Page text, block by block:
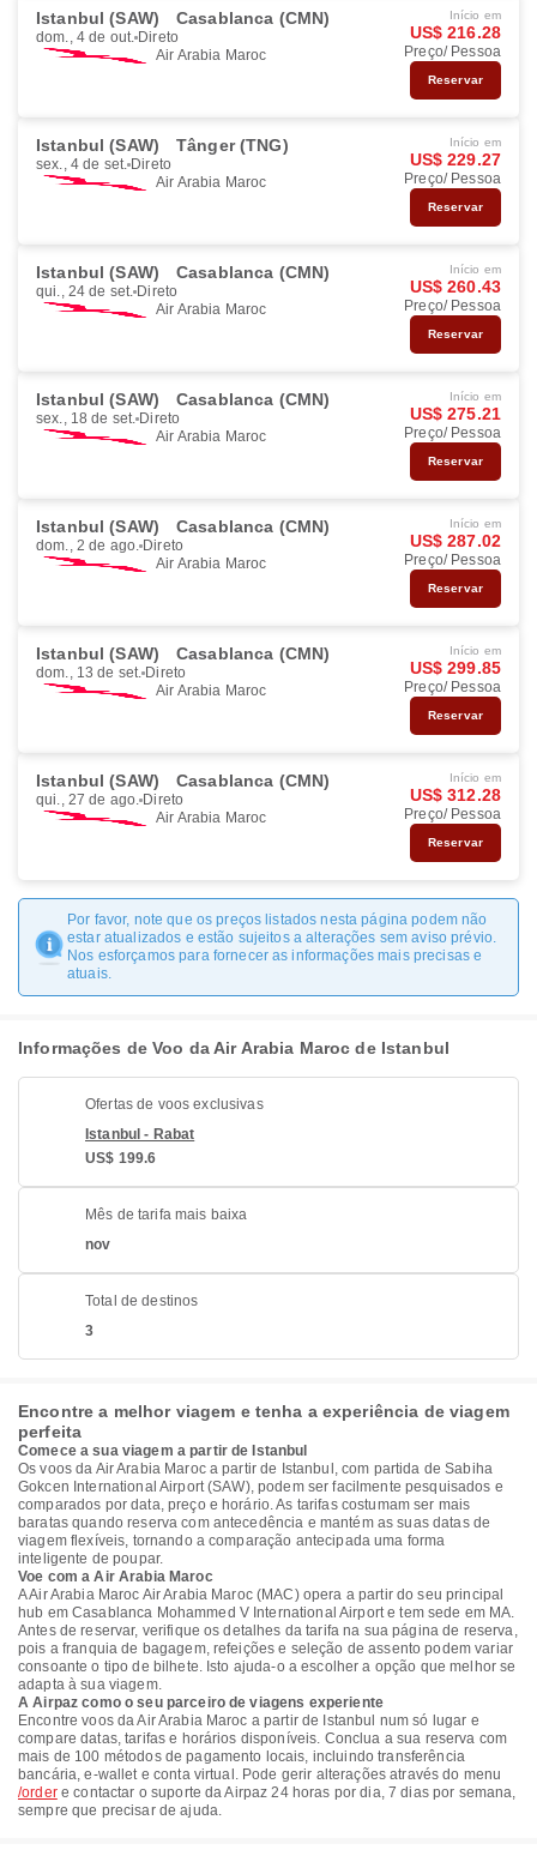
Istanbul (SAW) Casablanca (CMN)
dom., 4 de out. Direto
Air Arabia Maroc
Início em
US$ 216.28
Preço/ Pessoa
Reservar
Istanbul (SAW) Tânger (TNG)
sex., 4 de set. Direto
Air Arabia Maroc
Início em
US$ 229.27
Preço/ Pessoa
Reservar
Istanbul (SAW) Casablanca (CMN)
qui., 24 de set. Direto
Air Arabia Maroc
Início em
US$ 260.43
Preço/ Pessoa
Reservar
Istanbul (SAW) Casablanca (CMN)
sex., 18 de set. Direto
Air Arabia Maroc
Início em
US$ 275.21
Preço/ Pessoa
Reservar
Istanbul (SAW) Casablanca (CMN)
dom., 2 de ago. Direto
Air Arabia Maroc
Início em
US$ 287.02
Preço/ Pessoa
Reservar
Istanbul (SAW) Casablanca (CMN)
dom., 13 de set. Direto
Air Arabia Maroc
Início em
US$ 299.85
Preço/ Pessoa
Reservar
Istanbul (SAW) Casablanca (CMN)
qui., 27 de ago. Direto
Air Arabia Maroc
Início em
US$ 312.28
Preço/ Pessoa
Reservar
Por favor, note que os preços listados nesta página podem não
estar atualizados e estão sujeitos a alterações sem aviso prévio.
Nos esforçamos para fornecer as informações mais precisas e
atuais.
Informações de Voo da Air Arabia Maroc de Istanbul
Ofertas de voos exclusivas
Istanbul - Rabat
US$ 199.6
Mês de tarifa mais baixa
nov
Total de destinos
3
Encontre a melhor viagem e tenha a experiência de viagem
perfeita
Comece a sua viagem a partir de Istanbul
Os voos da Air Arabia Maroc a partir de Istanbul, com partida de Sabiha
Gokcen International Airport (SAW), podem ser facilmente pesquisados e
comparados por data, preço e horário. As tarifas costumam ser mais
baratas quando reserva com antecedência e mantém as suas datas de
viagem flexíveis, tornando a comparação antecipada uma forma
inteligente de poupar.
Voe com a Air Arabia Maroc
A Air Arabia Maroc Air Arabia Maroc (MAC) opera a partir do seu principal
hub em Casablanca Mohammed V International Airport e tem sede em MA.
Antes de reservar, verifique os detalhes da tarifa na sua página de reserva,
pois a franquia de bagagem, refeições e seleção de assento podem variar
consoante o tipo de bilhete. Isto ajuda-o a escolher a opção que melhor se
adapta à sua viagem.
A Airpaz como o seu parceiro de viagens experiente
Encontre voos da Air Arabia Maroc a partir de Istanbul num só lugar e
compare datas, tarifas e horários disponíveis. Conclua a sua reserva com
mais de 100 métodos de pagamento locais, incluindo transferência
bancária, e-wallet e conta virtual. Pode gerir alterações através do menu
/ordere contactar o suporte da Airpaz 24 horas por dia, 7 dias por semana,
sempre que precisar de ajuda.